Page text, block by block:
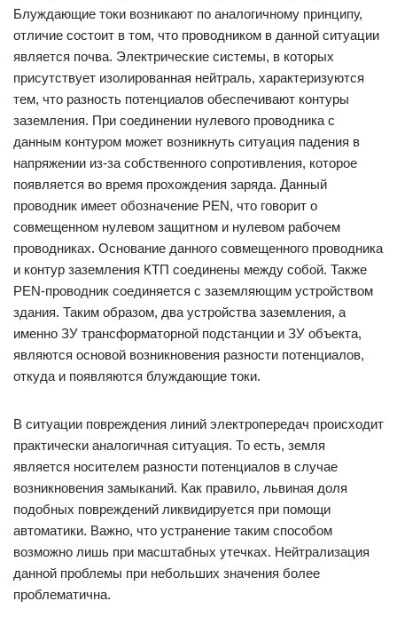
Блуждающие токи возникают по аналогичному принципу,
отличие состоит в том, что проводником в данной ситуации
является почва. Электрические системы, в которых
присутствует изолированная нейтраль, характеризуются
тем, что разность потенциалов обеспечивают контуры
заземления. При соединении нулевого проводника с
данным контуром может возникнуть ситуация падения в
напряжении из-за собственного сопротивления, которое
появляется во время прохождения заряда. Данный
проводник имеет обозначение PEN, что говорит о
совмещенном нулевом защитном и нулевом рабочем
проводниках. Основание данного совмещенного проводника
и контур заземления КТП соединены между собой. Также
PEN-проводник соединяется с заземляющим устройством
здания. Таким образом, два устройства заземления, а
именно ЗУ трансформаторной подстанции и ЗУ объекта,
являются основой возникновения разности потенциалов,
откуда и появляются блуждающие токи.
В ситуации повреждения линий электропередач происходит
практически аналогичная ситуация. То есть, земля
является носителем разности потенциалов в случае
возникновения замыканий. Как правило, львиная доля
подобных повреждений ликвидируется при помощи
автоматики. Важно, что устранение таким способом
возможно лишь при масштабных утечках. Нейтрализация
данной проблемы при небольших значения более
проблематична.